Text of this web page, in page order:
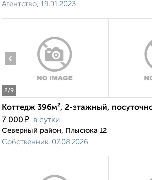
Агентство, 19.01.2023
2/9
‹
Коттедж 396м², 2-этажный,
7 000 ₽ в сутки
Северный район, Плысюка 12
Собственник, 07.08.2026